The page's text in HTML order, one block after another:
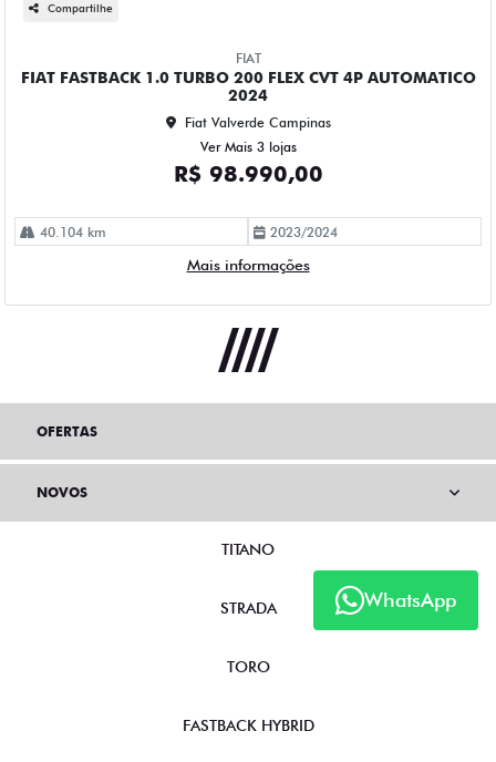
Compartilhe
FIAT
FIAT FASTBACK 1.0 TURBO 200 FLEX CVT 4P AUTOMATICO
2024
Fiat Valverde Campinas
Ver Mais 3 lojas
R$ 98.990,00
40.104 km 2023/2024
Mais informações
WhatsApp
OFERTAS
NOVOS
TITANO
STRADA
TORO
FASTBACK HYBRID